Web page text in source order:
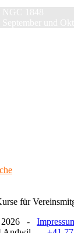
für
2026 -